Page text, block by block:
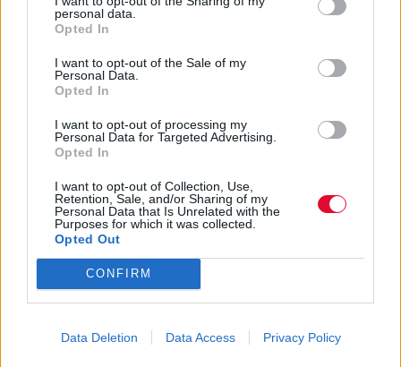
personal data.
Opted In
I want to opt-out of the Sale of my
Personal Data.
Opted In
I want to opt-out of processing my
Personal Data for Targeted Advertising.
Opted In
I want to opt-out of Collection, Use,
Retention, Sale, and/or Sharing of my
Personal Data that Is Unrelated with the
Purposes for which it was collected.
Opted Out
CONFIRM
Data Deletion Data Access Privacy Policy
Κατηγορία: Urban, 1st Classified,
Rooftops Of Kartoffelraekkerne
Neighborhood της Serhiy Vovk